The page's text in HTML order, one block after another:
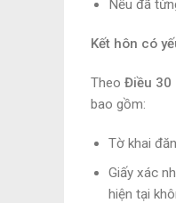
Nếu đã
Kết hôn có
Theo Điều 30
bao gồm:
Tờ khai
Giấy xác
hiện tại